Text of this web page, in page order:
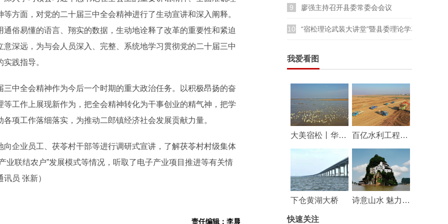
方面，对党的二十届三中全会精神进行了生动宣讲和深入阐释。
俗易懂的语言、翔实的数据，生动地诠释了改革的重要性和紧迫
深远，为与会人员深入、完整、系统地学习贯彻党的二十届三中
践指导。
全会精神作为今后一个时期的重大政治任务。以积极昂扬的奋
工作上展现新作为，把全会精神转化为干事创业的精气神，把学
项工作落细落实，为推动二郎镇经济社会发展贡献力量。
业员工、茯苓村干部等进行调研式宣讲，了解茯苓村村级集体
业联结农户”发展模式等情况，听取了电子产业项目推进等有关情
员 张新）
责任编辑：李晨
9 廖强主持召开县委常委会会议
10 “宿松理论武装大讲堂”暨县委理论学习中心组
我爱看图
大美宿松丨华阳河湖群湿地成鸟类乐园 百亿水利工程——华阳河蓄滞洪区工程建设持续推进
下仓黄湖大桥 诗意山水 魅力宿松
快速关注